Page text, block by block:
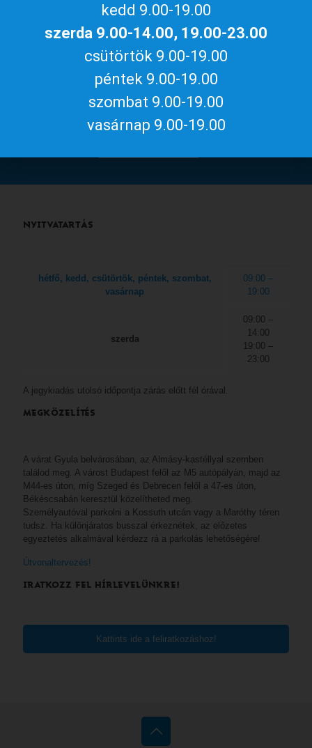
Aktuális gyulai programokért, irány
NYITVATARTÁS
hétfő, kedd, csütörtök, péntek, szombat,
vasárnap
09:00 –
19:00
szerda
09:00 –
14:00
19:00 –
23:00
A jegykiadás utolsó időpontja zárás előtt fél órával.
MEGKÖZELÍTÉS
A várat Gyula belvárosában, az Almásy-kastéllyal szemben
találod meg. A várost Budapest felől az M5 autópályán, majd az
M44-es úton, míg Szeged és Debrecen felől a 47-es úton,
Békéscsabán keresztül közelítheted meg.
Személyautóval parkolni a Kossuth utcán vagy a Maróthy téren
tudsz. Ha különjáratos busszal érkeznétek, az előzetes
egyeztetés alkalmával kérdezz rá a parkolás lehetőségére!
Útvonaltervezés!
IRATKOZZ FEL HÍRLEVELÜNKRE!
Kattints ide a feliratkozáshoz!
kedd 9.00-19.00
szerda 9.00-14.00, 19.00-23.00
csütörtök 9.00-19.00
péntek 9.00-19.00
szombat 9.00-19.00
vasárnap 9.00-19.00